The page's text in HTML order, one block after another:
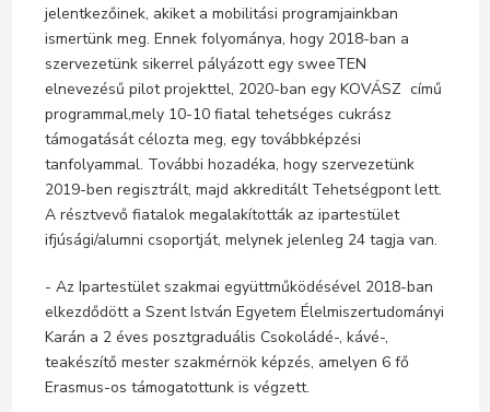
jelentkezőinek, akiket a mobilitási programjainkban
ismertünk meg. Ennek folyománya, hogy 2018-ban a
szervezetünk sikerrel pályázott egy sweeTEN
elnevezésű pilot projekttel, 2020-ban egy KOVÁSZ című
programmal,mely 10-10 fiatal tehetséges cukrász
támogatását célozta meg, egy továbbképzési
tanfolyammal. További hozadéka, hogy szervezetünk
2019-ben regisztrált, majd akkreditált Tehetségpont lett.
A résztvevő fiatalok megalakították az ipartestület
ifjúsági/alumni csoportját, melynek jelenleg 24 tagja van.
- Az Ipartestület szakmai együttműködésével 2018-ban
elkezdődött a Szent István Egyetem Élelmiszertudományi
Karán a 2 éves posztgraduális Csokoládé-, kávé-,
teakészítő mester szakmérnök képzés, amelyen 6 fő
Erasmus-os támogatottunk is végzett.